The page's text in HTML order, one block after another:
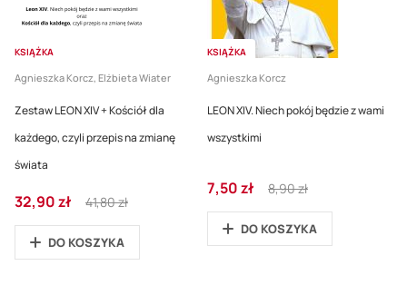
KSIĄŻKA
Agnieszka Korcz, Elżbieta Wiater
Zestaw LEON XIV + Kościół dla
każdego, czyli przepis na zmianę
świata
Cena
promocyjna
32,90 zł
Regular
Price
41,80 zł
DO KOSZYKA
KSIĄŻKA
Agnieszka Korcz
LEON XIV. Niech pokój będzie z wami
wszystkimi
Cena
promocyjna
7,50 zł
Regular
Price
8,90 zł
DO KOSZYKA